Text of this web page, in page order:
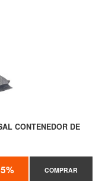
CONTENEDOR DE
COMPRAR